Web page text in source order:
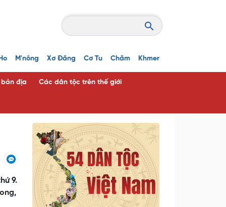
M'nông Xơ Đăng Cơ Tu Chăm Khmer
bản địa Các dân tộc trên thế giới
9.